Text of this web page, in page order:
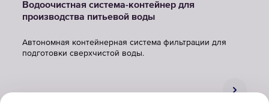
Водоочистная система-контейнер для
производства питьевой воды
Автономная контейнерная система фильтрации для
подготовки сверхчистой воды.